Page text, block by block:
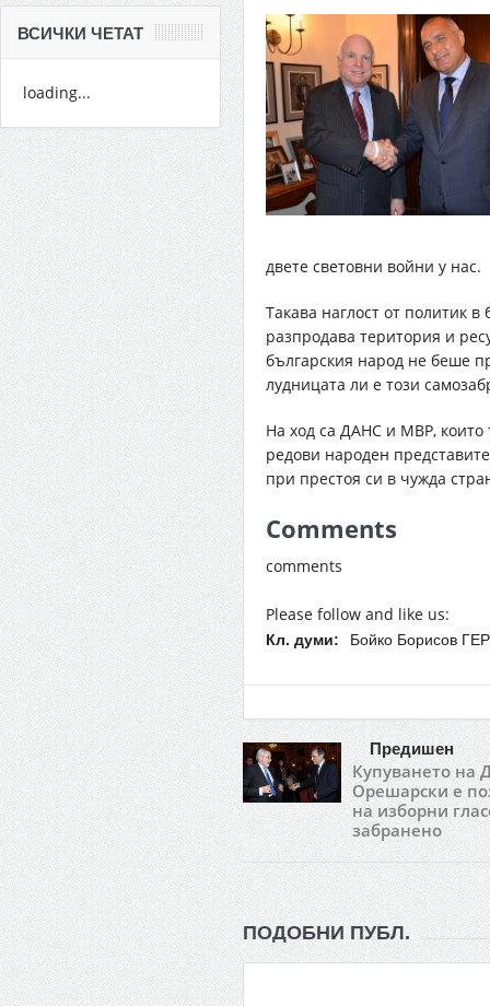
двете световни войни у нас.
Такава наглост от политик
разпродава територия и
българския народ не беше
лудницата ли е този
На ход са ДАНС и МВР, които
редови народен
при престоя си в чужда
Comments
comments
Please follow and like us:
Кл. думи: Бойко Борисов
Предишен
Купуването на
Орешарски е
на изборни
забранено
ПОДОБНИ ПУБЛ.
ВСИЧКИ ЧЕТАТ
loading...